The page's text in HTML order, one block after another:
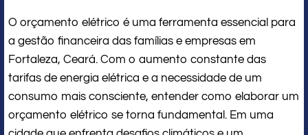
O orçamento elétrico é uma ferramenta essencial para
a gestão financeira das famílias e empresas em
Fortaleza, Ceará. Com o aumento constante das
tarifas de energia elétrica e a necessidade de um
consumo mais consciente, entender como elaborar um
orçamento elétrico se torna fundamental. Em uma